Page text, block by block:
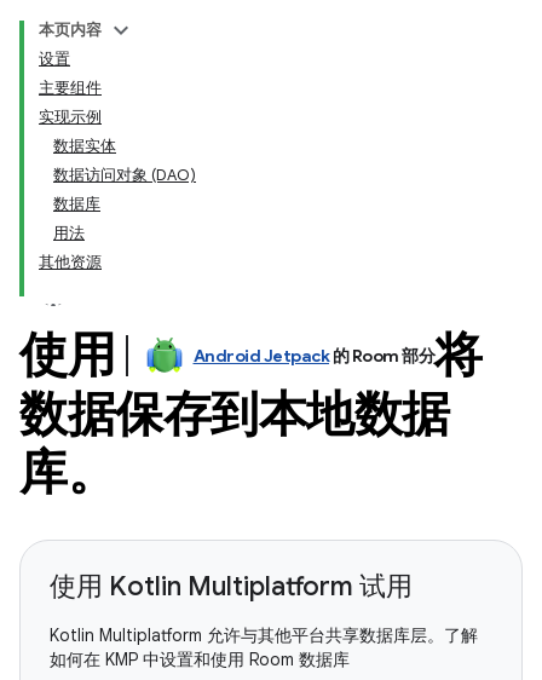
本页内容
设置
主要组件
实现示例
数据实体
数据访问对象 (DAO)
数据库
用法
其他资源
使用 Android Jetpack的 Room 部分将
数据保存到本地数据
库。
使用 Kotlin Multiplatform 试用
Kotlin Multiplatform 允许与其他平台共享数据库层。了解
如何在 KMP 中设置和使用 Room 数据库